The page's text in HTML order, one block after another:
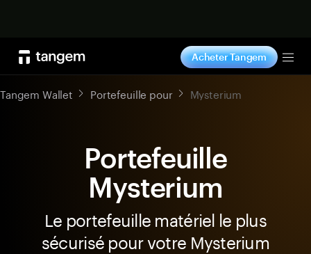
Acheter Tangem
Tangem Wallet Portefeuille pour Mysterium
Portefeuille
Mysterium
Le portefeuille matériel le plus
sécurisé pour votre Mysterium